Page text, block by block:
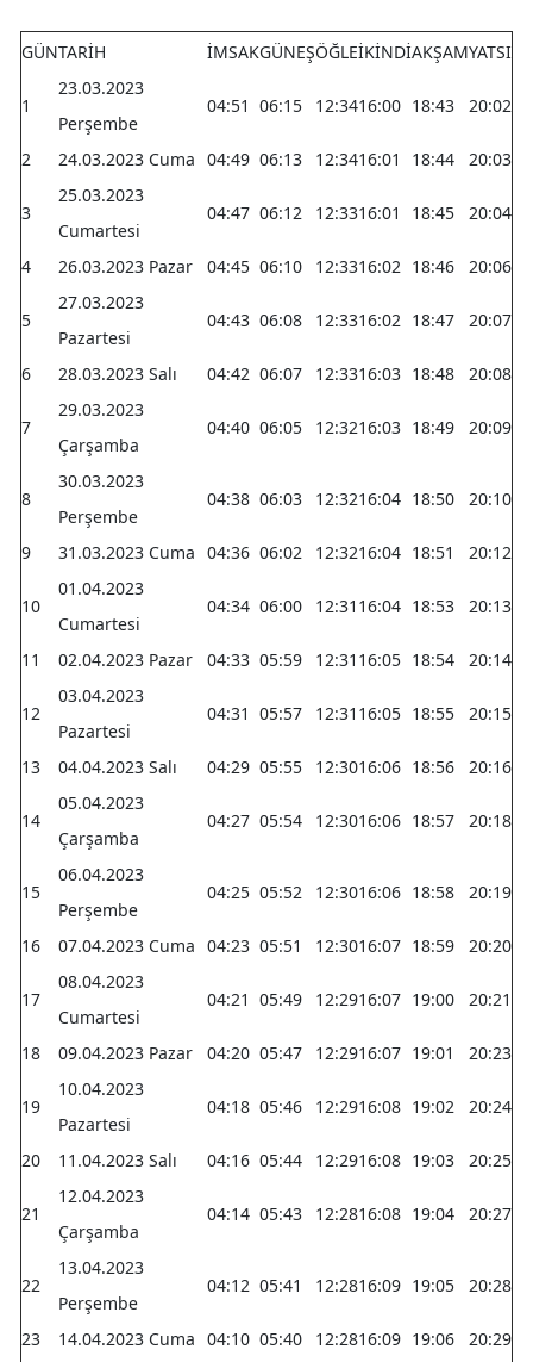
Yalova
Karabük
GÜNTARİH İMSAKGÜNEŞÖĞLEİKİNDİAKŞAMYATSI
1
23.03.2023
Perşembe
04:51 06:15 12:3416:00 18:43 20:02
2 24.03.2023 Cuma 04:49 06:13 12:3416:01 18:44 20:03
3
25.03.2023
Cumartesi
04:47 06:12 12:3316:01 18:45 20:04
4 26.03.2023 Pazar 04:45 06:10 12:3316:02 18:46 20:06
5
27.03.2023
Pazartesi
04:43 06:08 12:3316:02 18:47 20:07
6 28.03.2023 Salı 04:42 06:07 12:3316:03 18:48 20:08
7
29.03.2023
Çarşamba
04:40 06:05 12:3216:03 18:49 20:09
8
30.03.2023
Perşembe
04:38 06:03 12:3216:04 18:50 20:10
9 31.03.2023 Cuma 04:36 06:02 12:3216:04 18:51 20:12
10
01.04.2023
Cumartesi
04:34 06:00 12:31 16:04 18:53 20:13
11 02.04.2023 Pazar 04:33 05:59 12:31 16:05 18:54 20:14
12
03.04.2023
Pazartesi
04:31 05:57 12:31 16:05 18:55 20:15
13 04.04.2023 Salı 04:29 05:55 12:3016:06 18:56 20:16
14
05.04.2023
Çarşamba
04:27 05:54 12:3016:06 18:57 20:18
15
06.04.2023
Perşembe
04:25 05:52 12:3016:06 18:58 20:19
16 07.04.2023 Cuma 04:23 05:51 12:3016:07 18:59 20:20
17
08.04.2023
Cumartesi
04:21 05:49 12:2916:07 19:00 20:21
18 09.04.2023 Pazar 04:20 05:47 12:2916:07 19:01 20:23
19
10.04.2023
Pazartesi
04:18 05:46 12:2916:08 19:02 20:24
20 11.04.2023 Salı 04:16 05:44 12:2916:08 19:03 20:25
21
12.04.2023
Çarşamba
04:14 05:43 12:2816:08 19:04 20:27
22
13.04.2023
Perşembe
04:12 05:41 12:2816:09 19:05 20:28
23 14.04.2023 Cuma 04:10 05:40 12:2816:09 19:06 20:29